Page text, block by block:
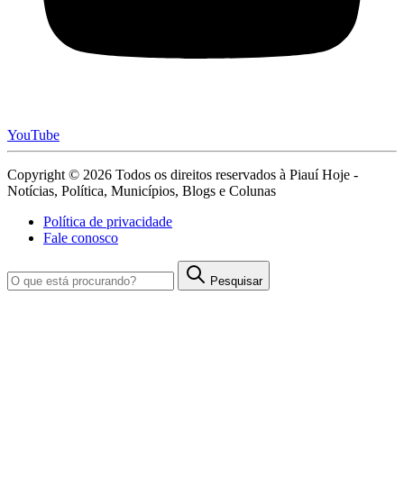
YouTube
Copyright © 2026 Todos os direitos reservados à Piauí Hoje -
Notícias, Política, Municípios, Blogs e Colunas
Política de privacidade
Fale conosco
Pesquisar